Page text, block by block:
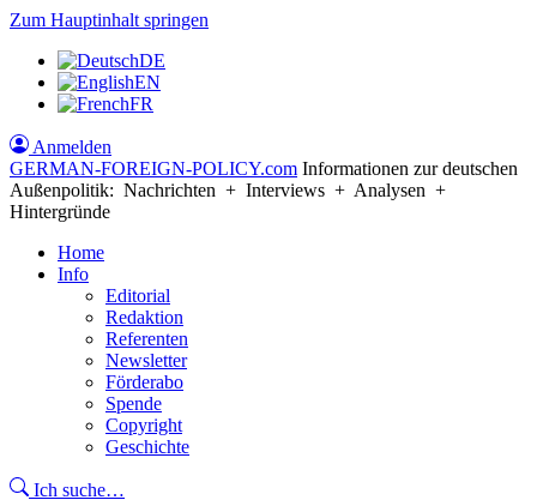
Zum Hauptinhalt springen
DE
EN
FR
Anmelden
GERMAN-FOREIGN-POLICY.com Informationen zur deutschen
Außenpolitik: Nachrichten + Interviews + Analysen +
Hintergründe
Home
Info
Editorial
Redaktion
Referenten
Newsletter
Förderabo
Spende
Copyright
Geschichte
Ich suche…